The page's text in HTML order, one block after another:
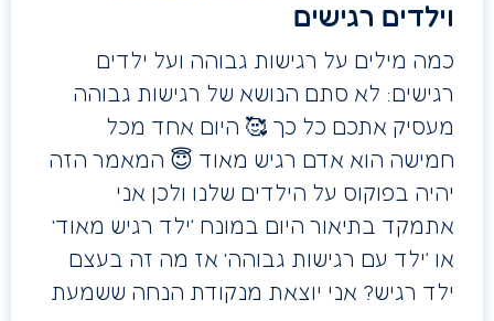
וילדים רגישים
כמה מילים על רגישות גבוהה ועל ילדים
רגישים: לא סתם הנושא של רגישות גבוהה
מעסיק אתכם כל כך 🥰 היום אחד מכל
חמישה הוא אדם רגיש מאוד 😇 המאמר הזה
יהיה בפוקוס על הילדים שלנו ולכן אני
אתמקד בתיאור היום במונח ‘ילד רגיש מאוד’
או ‘ילד עם רגישות גבוהה’ אז מה זה בעצם
ילד רגיש? אני יוצאת מנקודת הנחה ששמעת